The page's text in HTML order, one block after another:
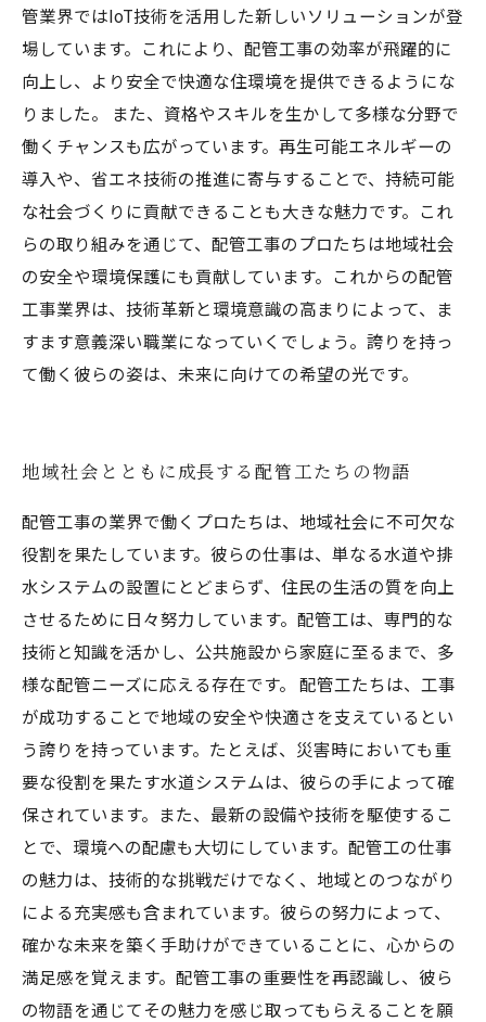
管業界ではIoT技術を活用した新しいソリューションが登
場しています。これにより、配管工事の効率が飛躍的に
向上し、より安全で快適な住環境を提供できるようにな
りました。 また、資格やスキルを生かして多様な分野で
働くチャンスも広がっています。再生可能エネルギーの
導入や、省エネ技術の推進に寄与することで、持続可能
な社会づくりに貢献できることも大きな魅力です。これ
らの取り組みを通じて、配管工事のプロたちは地域社会
の安全や環境保護にも貢献しています。これからの配管
工事業界は、技術革新と環境意識の高まりによって、ま
すます意義深い職業になっていくでしょう。誇りを持っ
て働く彼らの姿は、未来に向けての希望の光です。
地域社会とともに成長する配管工たちの物語
配管工事の業界で働くプロたちは、地域社会に不可欠な
役割を果たしています。彼らの仕事は、単なる水道や排
水システムの設置にとどまらず、住民の生活の質を向上
させるために日々努力しています。配管工は、専門的な
技術と知識を活かし、公共施設から家庭に至るまで、多
様な配管ニーズに応える存在です。 配管工たちは、工事
が成功することで地域の安全や快適さを支えているとい
う誇りを持っています。たとえば、災害時においても重
要な役割を果たす水道システムは、彼らの手によって確
保されています。また、最新の設備や技術を駆使するこ
とで、環境への配慮も大切にしています。配管工の仕事
の魅力は、技術的な挑戦だけでなく、地域とのつながり
による充実感も含まれています。彼らの努力によって、
確かな未来を築く手助けができていることに、心からの
満足感を覚えます。配管工事の重要性を再認識し、彼ら
の物語を通じてその魅力を感じ取ってもらえることを願